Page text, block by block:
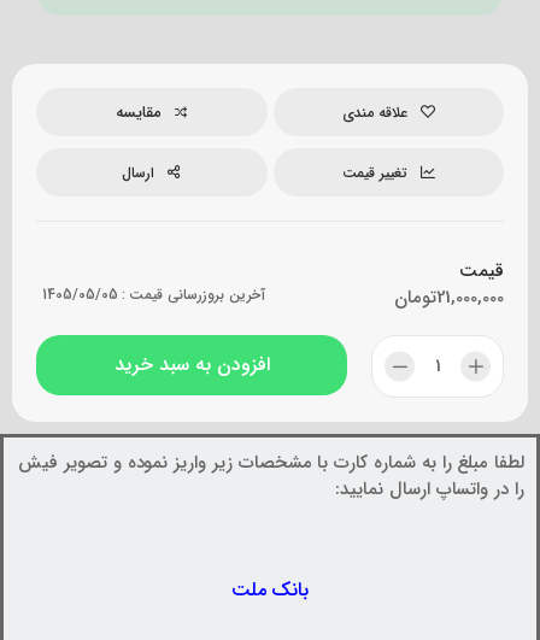
علاقه مندی مقایسه
تغییر قیمت ارسال
قیمت
تومان21,000,000 آخرین بروزرسانی قیمت : 1405/05/05
افزودن به سبد خرید
لطفا مبلغ را به شماره کارت با مشخصات زیر واریز نموده و تصویر فیش
را در واتساپ ارسال نمایید:
بانک ملت